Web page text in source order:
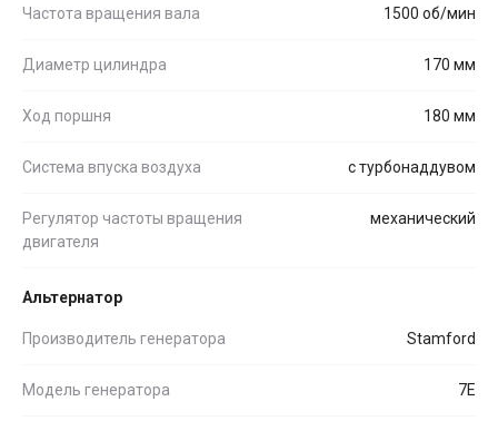
Частота вращения вала 1500 об/мин
Диаметр цилиндра 170 мм
Ход поршня 180 мм
Система впуска воздуха с турбонаддувом
Регулятор частоты вращения
двигателя
механический
Альтернатор
Производитель генератора Stamford
Модель генератора 7E